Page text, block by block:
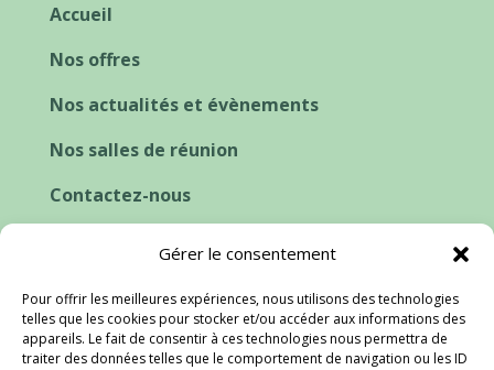
Gérer le consentement
Pour offrir les meilleures expériences, nous utilisons des technologies
telles que les cookies pour stocker et/ou accéder aux informations des
appareils. Le fait de consentir à ces technologies nous permettra de
traiter des données telles que le comportement de navigation ou les ID
Accueil
Nos offres
Nos actualités et évènements
Nos salles de réunion
Contactez-nous